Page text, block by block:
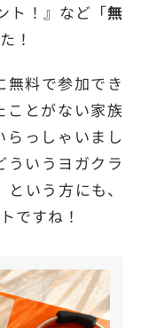
ト！』など「無
！
料で参加でき
ことがない家族
らっしゃいまし
ういうヨガクラ
いう方にも、
ですね！